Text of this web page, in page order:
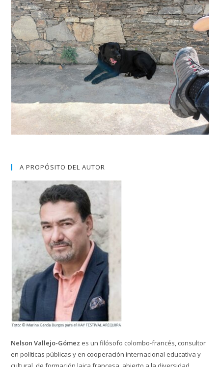
A PROPÓSITO DEL AUTOR
Nelson Vallejo-Gómez es un filósofo colombo-francés, consultor
en políticas públicas y en cooperación internacional educativa y